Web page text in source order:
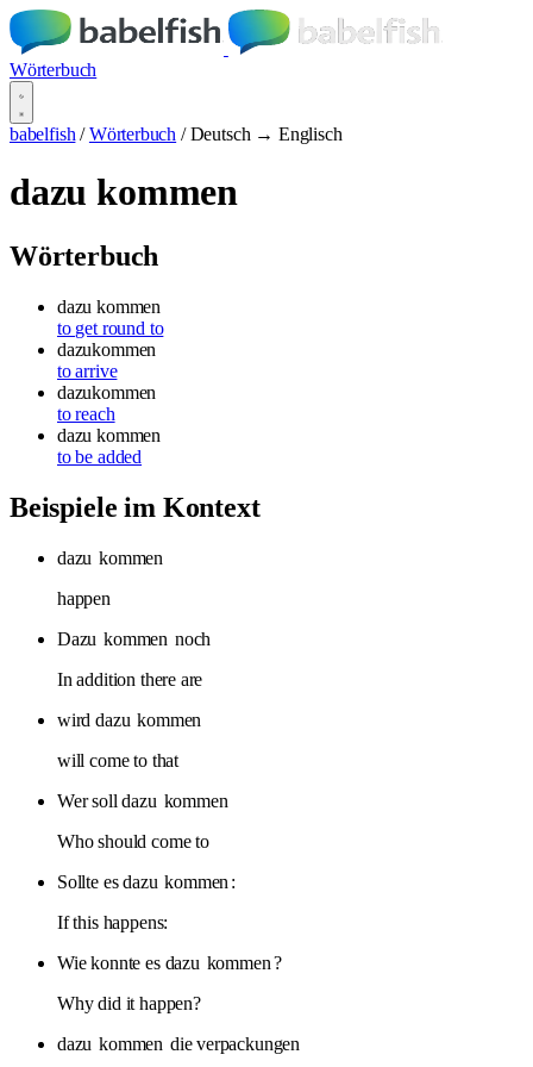
Wörterbuch
babelfish / Wörterbuch / Deutsch → Englisch
dazu kommen
Wörterbuch
dazu kommen
to get round to
dazukommen
to arrive
dazukommen
to reach
dazu kommen
to be added
Beispiele im Kontext
dazu kommen
happen
Dazu kommen noch
In addition there are
wird dazu kommen
will come to that
Wer soll dazu kommen
Who should come to
Sollte es dazu kommen :
If this happens:
Wie konnte es dazu kommen?
Why did it happen?
dazu kommen die verpackungen